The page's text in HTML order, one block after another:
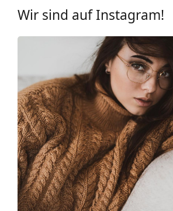
Kategorie:
Wir sind auf Instagram!